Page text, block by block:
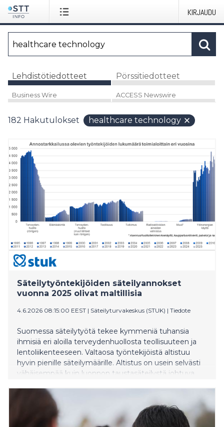
KIRJAUDU
Lehdistötiedotteet Pörssitiedotteet
Business Wire ACCESS Newswire
182 Hakutulokset healthcare technology
Säteilytyöntekijöiden säteilyannokset
vuonna 2025 olivat maltillisia
4.6.2026 08:15:00 EEST | Säteilyturvakeskus (STUK) | Tiedote
Suomessa säteilytyötä tekee kymmeniä tuhansia
ihmisiä eri aloilla terveydenhuollosta teollisuuteen ja
lentoliikenteeseen. Valtaosa työntekijöistä altistuu
hyvin pienille säteilymäärille. Altistus on usein selvästi
vähäisempää kuin luonnon taustasäteilystä johtuva